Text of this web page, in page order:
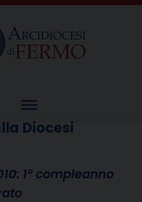
Diocesi
1° compleanno